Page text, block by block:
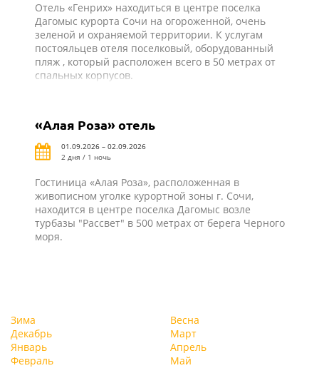
Отель «Генрих» находиться в центре поселка
Дагомыс курорта Сочи на огороженной, очень
зеленой и охраняемой территории. К услугам
постояльцев отеля поселковый, оборудованный
пляж , который расположен всего в 50 метрах от
спальных корпусов.
«Алая Роза» отель
01.09.2026 – 02.09.2026
2 дня / 1 ночь
Гостиница «Алая Роза», расположенная в
живописном уголке курортной зоны г. Сочи,
находится в центре поселка Дагомыс возле
турбазы "Рассвет" в 500 метрах от берега Черного
моря.
Зима
Декабрь
Январь
Февраль
Весна
Март
Апрель
Май